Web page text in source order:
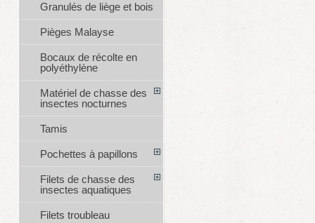
Granulés de liège et bois
Pièges Malayse
Bocaux de récolte en
polyéthylène
Matériel de chasse des
insectes nocturnes
Tamis
Pochettes à papillons
Filets de chasse des
insectes aquatiques
Filets troubleau